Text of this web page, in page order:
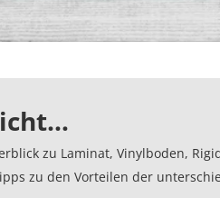
zu Laminat, Vinylboden,
zu den Vorteilen der